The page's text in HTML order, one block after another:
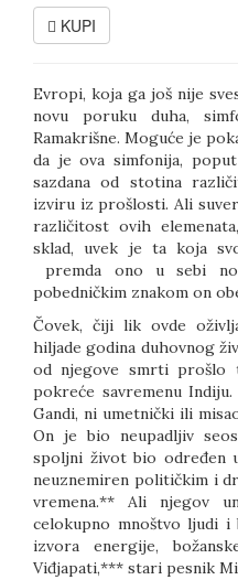
KUPI
Evropi, koja ga još nije
novu poruku duha,
Ramakrišne. Moguće je
da je ova simfonija,
sazdana od stotina
izviru iz prošlosti. Ali
različitost ovih
sklad, uvek je ta koja
premda ono u sebi
pobedničkim znakom on
Čovek, čiji lik ovde
hiljade godina duhovnog
od njegove smrti prošlo
pokreće savremenu
Gandi, ni umetnički ili
On je bio neupadljiv
spoljni život bio određen
neuznemiren političkim i
vremena.** Ali njegov
celokupno mnoštvo ljudi
izvora energije,
Viđjapati,*** stari pesnik